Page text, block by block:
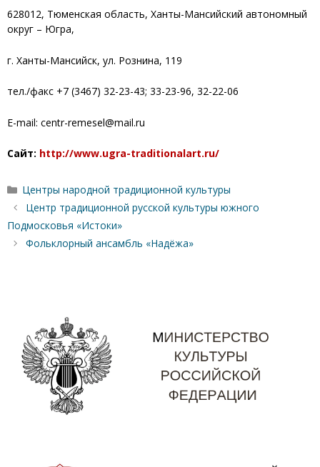
628012, Тюменская область, Ханты-Мансийский автономный
округ – Югра,
г. Ханты-Мансийск, ул. Рознина, 119
тел./факс +7 (3467) 32-23-43; 33-23-96, 32-22-06
E-mail: centr-remesel@mail.ru
Сайт: http://www.ugra-traditionalart.ru/
Рубрики
Центры народной традиционной культуры
Центр традиционной русской культуры южного
Подмосковья «Истоки»
Фольклорный ансамбль «Надёжа»